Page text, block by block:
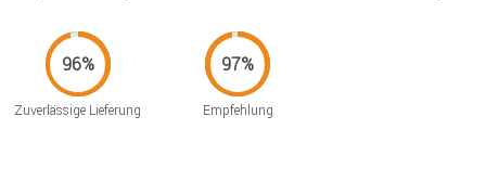
Zuverlässige Lieferung Empfehlung